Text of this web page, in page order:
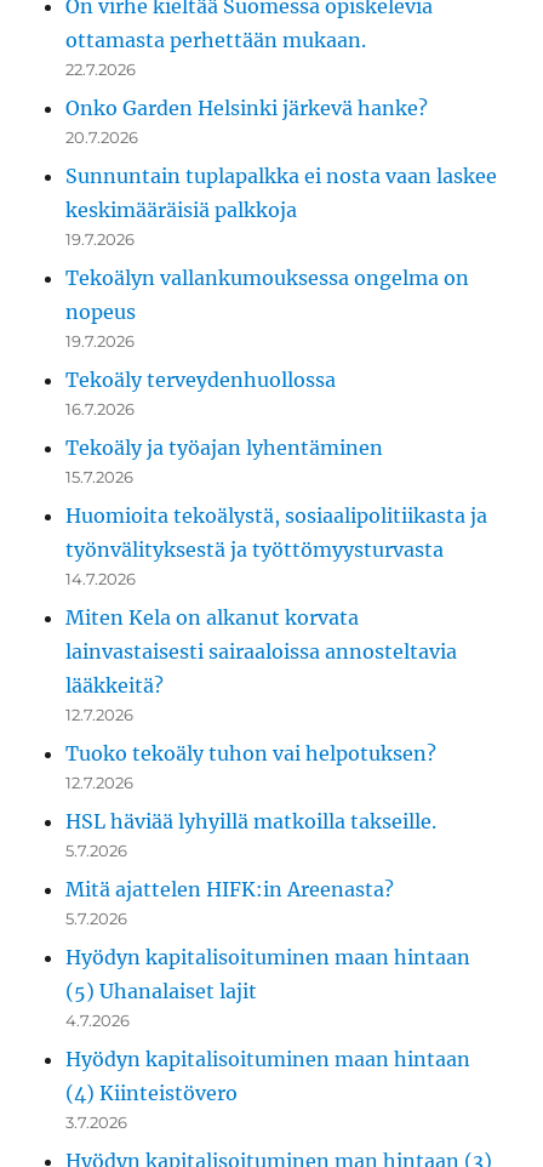
On virhe kieltää Suomessa opiskelevia
ottamasta perhettään mukaan.
22.7.2026
Onko Garden Helsinki järkevä hanke?
20.7.2026
Sunnuntain tuplapalkka ei nosta vaan laskee
keskimääräisiä palkkoja
19.7.2026
Tekoälyn vallankumouksessa ongelma on
nopeus
19.7.2026
Tekoäly terveydenhuollossa
16.7.2026
Tekoäly ja työajan lyhentäminen
15.7.2026
Huomioita tekoälystä, sosiaalipolitiikasta ja
työnvälityksestä ja työttömyysturvasta
14.7.2026
Miten Kela on alkanut korvata
lainvastaisesti sairaaloissa annosteltavia
lääkkeitä?
12.7.2026
Tuoko tekoäly tuhon vai helpotuksen?
12.7.2026
HSL häviää lyhyillä matkoilla takseille.
5.7.2026
Mitä ajattelen HIFK:in Areenasta?
5.7.2026
Hyödyn kapitalisoituminen maan hintaan
(5) Uhanalaiset lajit
4.7.2026
Hyödyn kapitalisoituminen maan hintaan
(4) Kiinteistövero
3.7.2026
Hyödyn kapitalisoituminen man hintaan (3)